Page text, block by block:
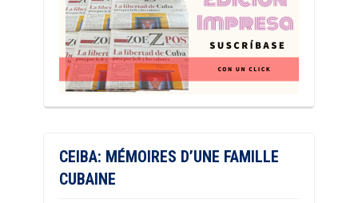
CEIBA: MÉMOIRES D’UNE FAMILLE
CUBAINE